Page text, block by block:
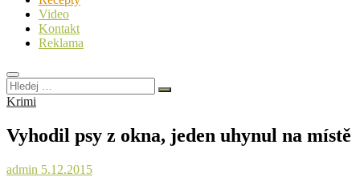
Video
Kontakt
Reklama
Hledej
…
Krimi
Vyhodil psy z okna, jeden uhynul na místě
admin 5.12.2015